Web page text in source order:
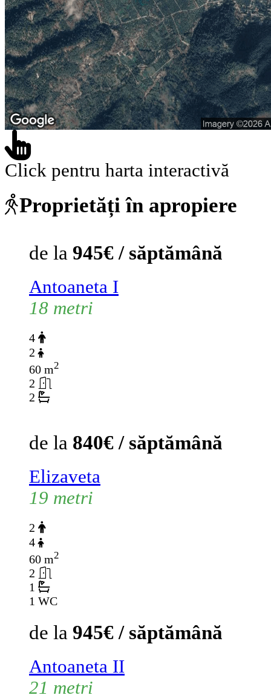
Click pentru harta interactivă
Proprietăți în apropiere
de la 945€ / săptămână
Antoaneta I
18 metri
4
2
60 m2
2
2
de la 840€ / săptămână
Elizaveta
19 metri
2
4
60 m2
2
1
1 WC
de la 945€ / săptămână
Antoaneta II
21 metri